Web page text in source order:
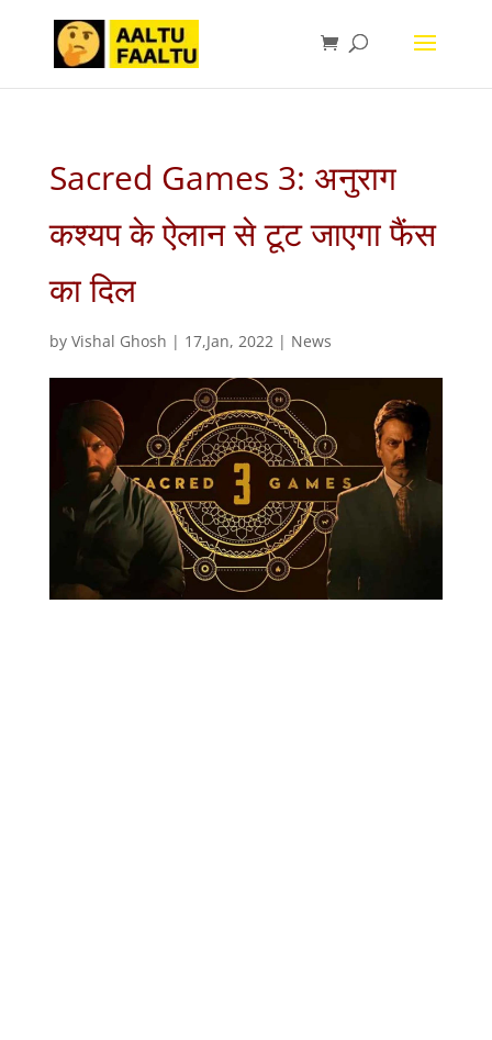
Sacred Games 3: अनुराग
कश्यप के ऐलान से टूट जाएगा फैंस
का दिल
by Vishal Ghosh | 17,Jan, 2022| News